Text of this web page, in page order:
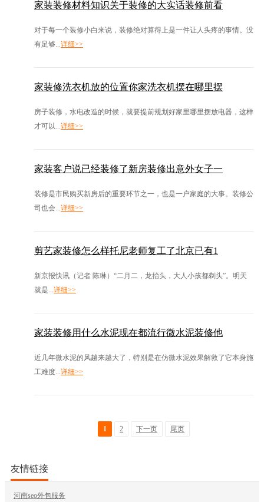
家装装修材料知识关于装修的大实话装修前看
对于每一个装修小白来说，装修绝对算得上是一件让人头疼的事情。没
有足够...详细>>
家装修洗衣机放的位置你家洗衣机摆在哪里摆
房子装修，水电改造的时候，就要提前规划好家里哪里摆放电器，这样
才可以...详细>>
家装客户说已经装修了新房装修出意外女子一
装修是市民购买新房后的重要环节之一，也是一户家庭的大事。装修公
司也会...详细>>
剪艺家装修怎么样托尼老师复工了北京已有1
新京报快讯（记者 陈琳）“二月二，龙抬头，大人小孩都剃头”。明天
就是...详细>>
家装装修用什么水泥现在都流行微水泥装修他
近几年微水泥的风越来越大了，特别是在仿微水泥效果解救了它本身施
工难度...详细>>
1 2 下一页 尾页
友情链接
河南seo外包服务